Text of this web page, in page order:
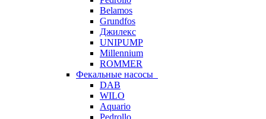
Belamos
Grundfos
Джилекс
UNIPUMP
Millennium
ROMMER
Фекальные насосы
DAB
WILO
Aquario
Pedrollo